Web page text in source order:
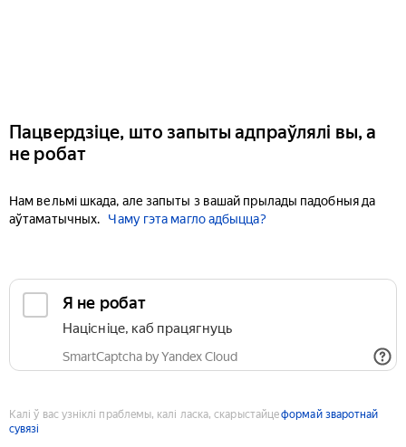
Пацвердзіце, што запыты адпраўлялі вы, а
не робат
Нам вельмі шкада, але запыты з вашай прылады падобныя да
аўтаматычных.
Чаму гэта магло адбыцца?
Я не робат
Націсніце, каб працягнуць
SmartCaptcha by Yandex Cloud
Калі ў вас узніклі праблемы, калі ласка, скарыстайцеформай зваротнай
сувязі